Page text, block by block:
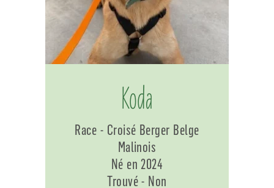
Koda
Race - Croisé Berger Belge
Malinois
Né en 2024
Trouvé - Non